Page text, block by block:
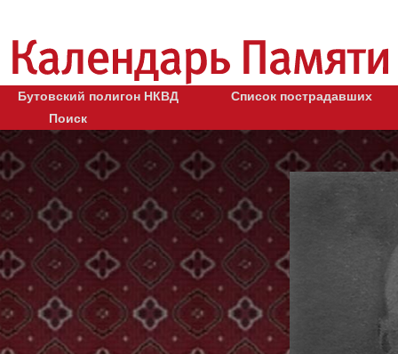
Бутовский полигон НКВД
Список пострадавших
Поиск